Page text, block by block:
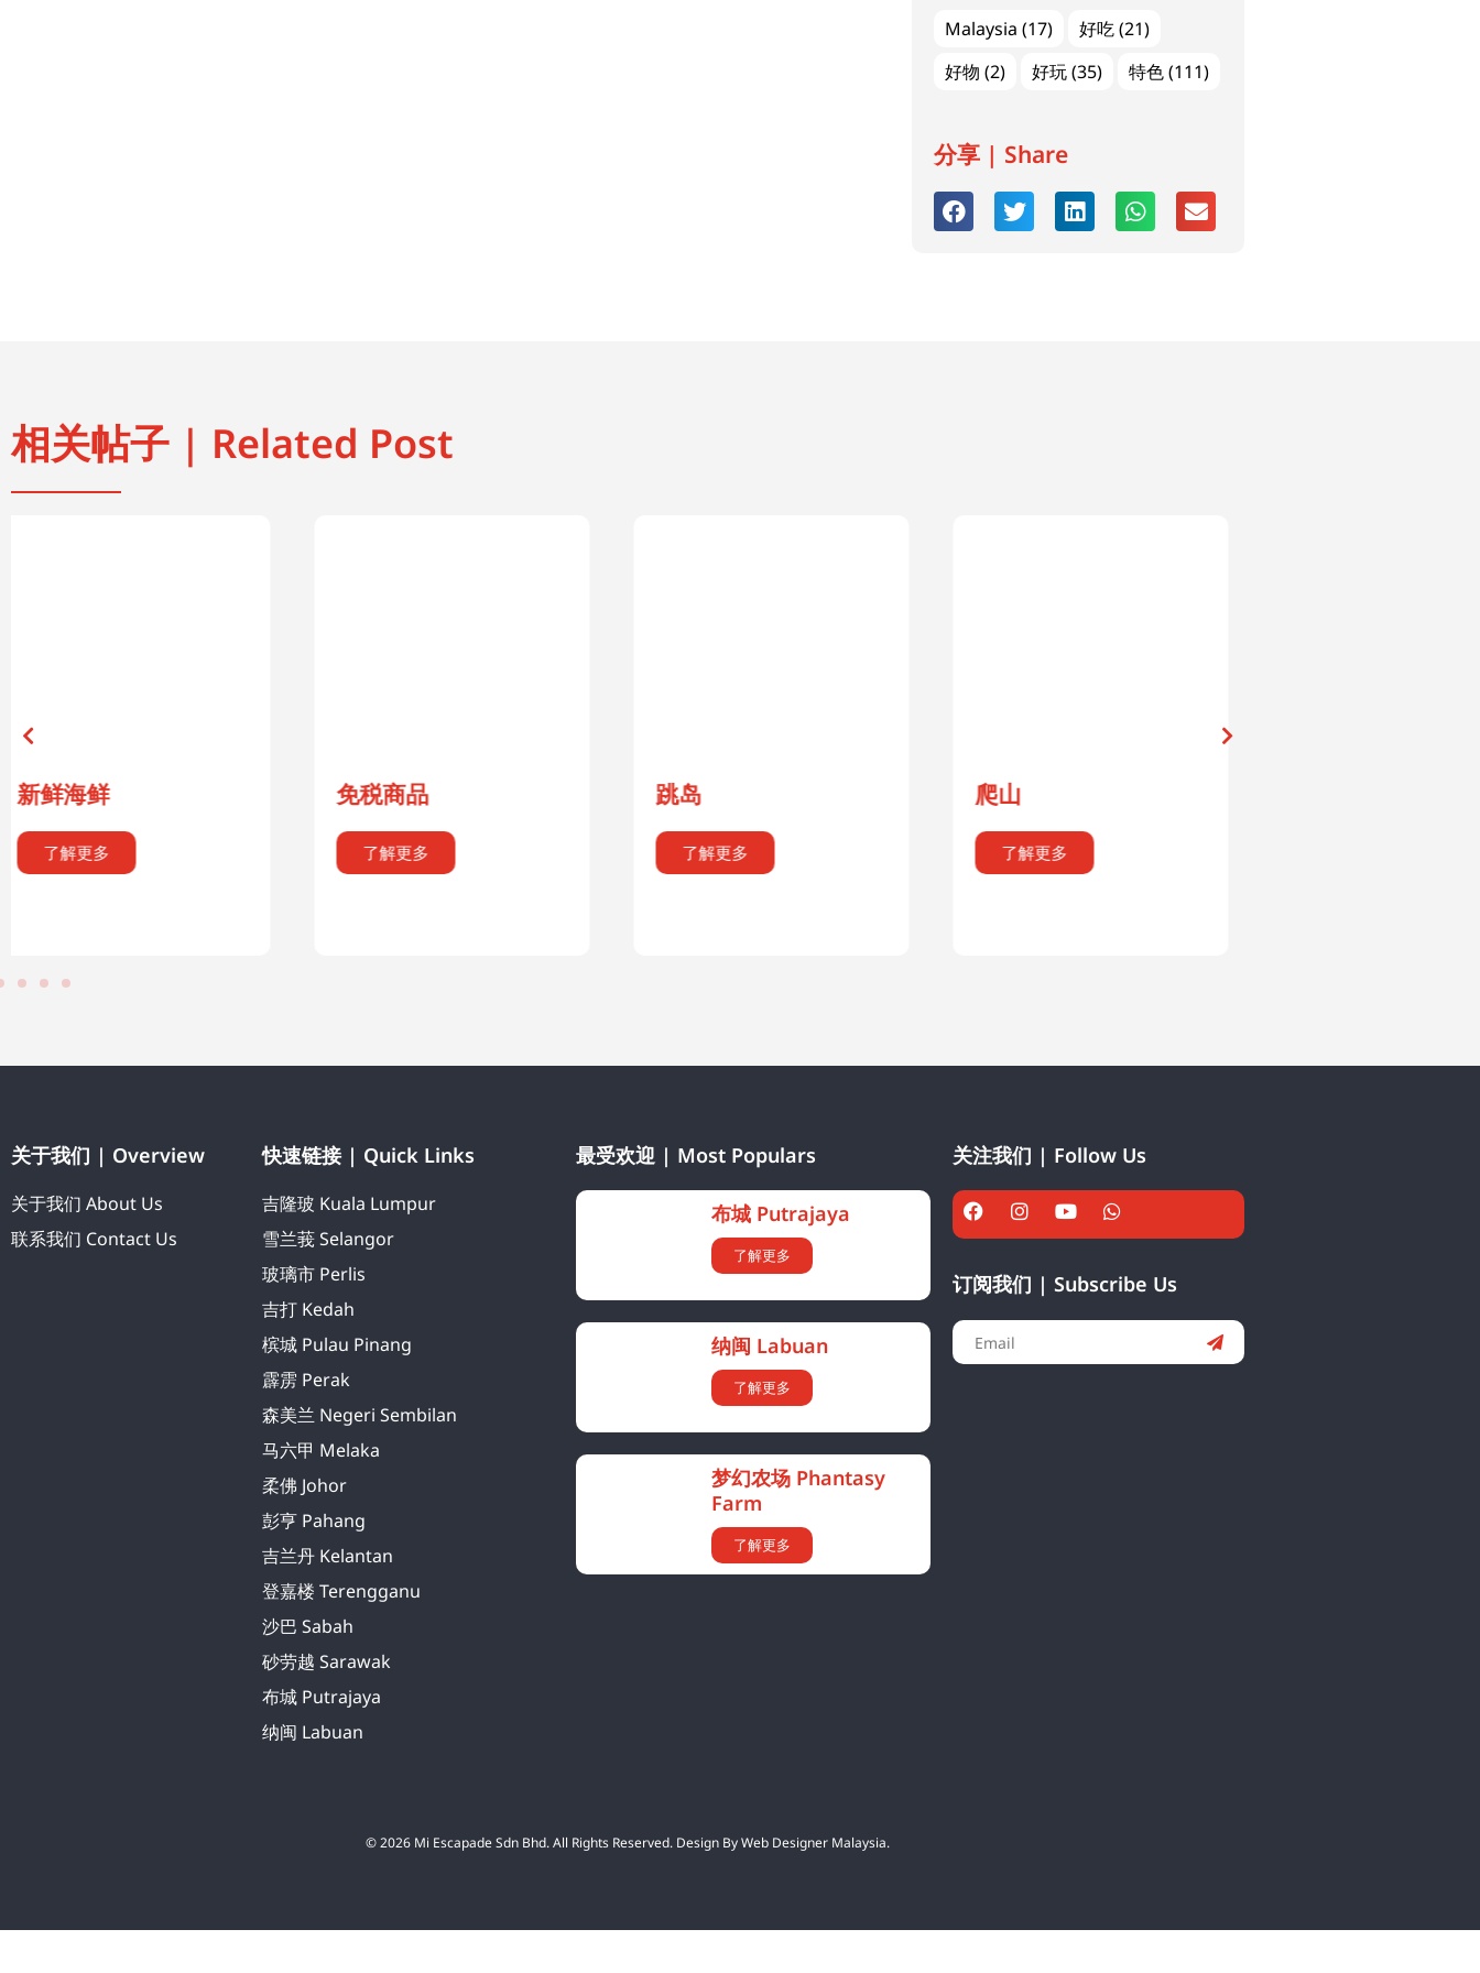
Malaysia (17) 好吃(21)
好物 (2) 好玩(35) 特色(111)
分享 | Share
相关帖子 | Related Post
免税商品
了解更多
跳岛
了解更多
爬山
了解更多
潜水／考证
了解更多
关于我们 | Overview
关于我们 About Us
联系我们 Contact Us
快速链接 | Quick Links
吉隆玻 Kuala Lumpur
雪兰莪 Selangor
玻璃市 Perlis
吉打 Kedah
槟城 Pulau Pinang
霹雳 Perak
森美兰 Negeri Sembilan
马六甲 Melaka
柔佛 Johor
彭亨 Pahang
吉兰丹 Kelantan
登嘉楼 Terengganu
沙巴 Sabah
砂劳越 Sarawak
布城 Putrajaya
纳闽 Labuan
最受欢迎 | Most Populars
布城 Putrajaya
了解更多
纳闽 Labuan
了解更多
梦幻农场 Phantasy
Farm
了解更多
关注我们 | Follow Us
订阅我们 | Subscribe Us
© 2026 Mi Escapade Sdn Bhd. All Rights Reserved. Design ByWeb Designer Malaysia.